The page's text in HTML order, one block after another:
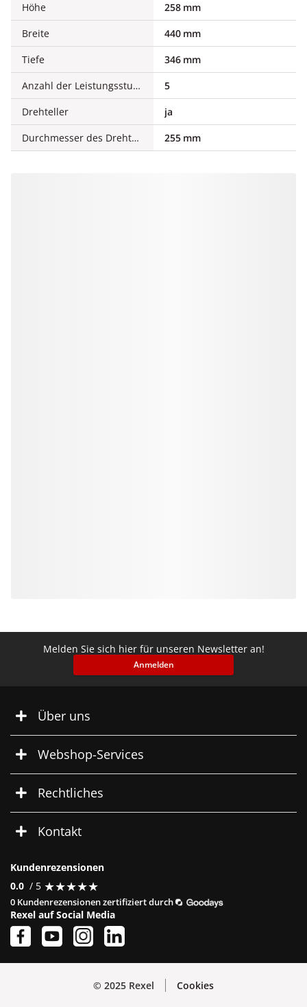
Höhe
258 mm
Breite
440 mm
Tiefe
346 mm
Anzahl der Leistungsstufen
5
Drehteller
ja
Durchmesser des Drehtellers
255 mm
Melden Sie sich hier für unseren Newsletter an!
Anmelden
Über uns
Webshop-Services
Rechtliches
Kontakt
Kundenrezensionen
0.0 / 5 ★★★★★
★★★★★
0 Kundenrezensionen zertifiziert durch
Rexel auf Social Media
© 2025 Rexel Cookies